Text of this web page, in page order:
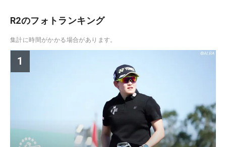
R2のフォトランキング
集計に時間がかかる場合があります。
1